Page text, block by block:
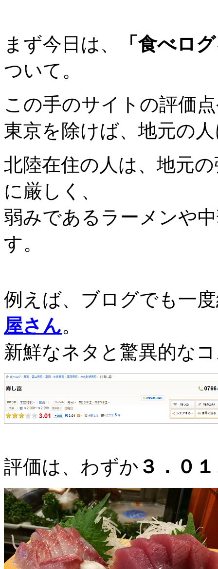
まず今日は、
「食べロ
ついて。
この手のサイトの評価
東京を除けば、地元の
北陸在住の人は、地元
に厳しく、
弱みであるラーメンや
す。
例えば、ブログでも一
屋さん。
新鮮なネタと驚異的な
評価は、わずか ３．０１